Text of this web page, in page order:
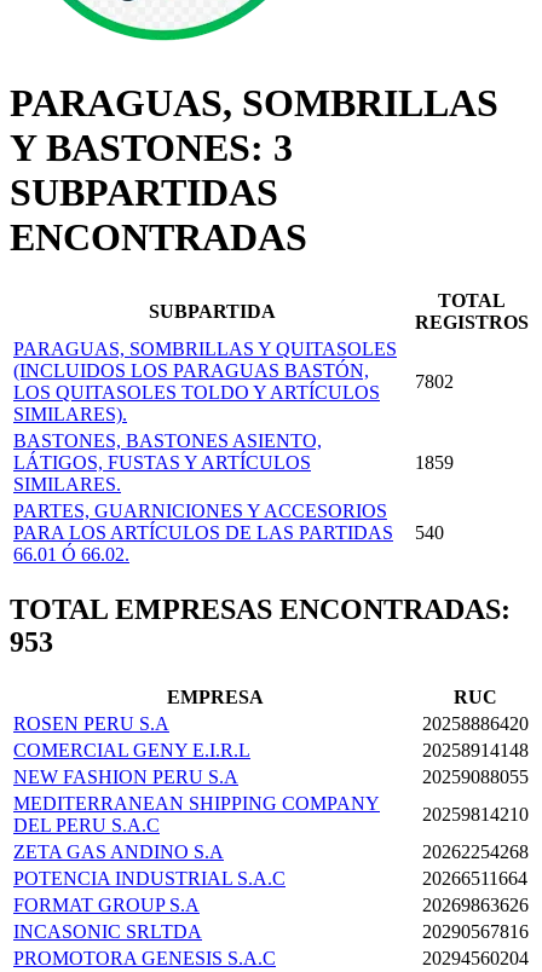
PARAGUAS, SOMBRILLAS
Y BASTONES: 3
SUBPARTIDAS
ENCONTRADAS
SUBPARTIDA
TOTAL
REGISTROS
PARAGUAS, SOMBRILLAS Y QUITASOLES
(INCLUIDOS LOS PARAGUAS BASTÓN,
LOS QUITASOLES TOLDO Y ARTÍCULOS
SIMILARES).
7802
BASTONES, BASTONES ASIENTO,
LÁTIGOS, FUSTAS Y ARTÍCULOS
SIMILARES.
1859
PARTES, GUARNICIONES Y ACCESORIOS
PARA LOS ARTÍCULOS DE LAS PARTIDAS
66.01 Ó 66.02.
540
TOTAL EMPRESAS ENCONTRADAS:
953
EMPRESA
RUC
ROSEN PERU S.A
20258886420
COMERCIAL GENY E.I.R.L
20258914148
NEW FASHION PERU S.A
20259088055
MEDITERRANEAN SHIPPING COMPANY
DEL PERU S.A.C
20259814210
ZETA GAS ANDINO S.A
20262254268
POTENCIA INDUSTRIAL S.A.C
20266511664
FORMAT GROUP S.A
20269863626
INCASONIC SRLTDA
20290567816
PROMOTORA GENESIS S.A.C
20294560204